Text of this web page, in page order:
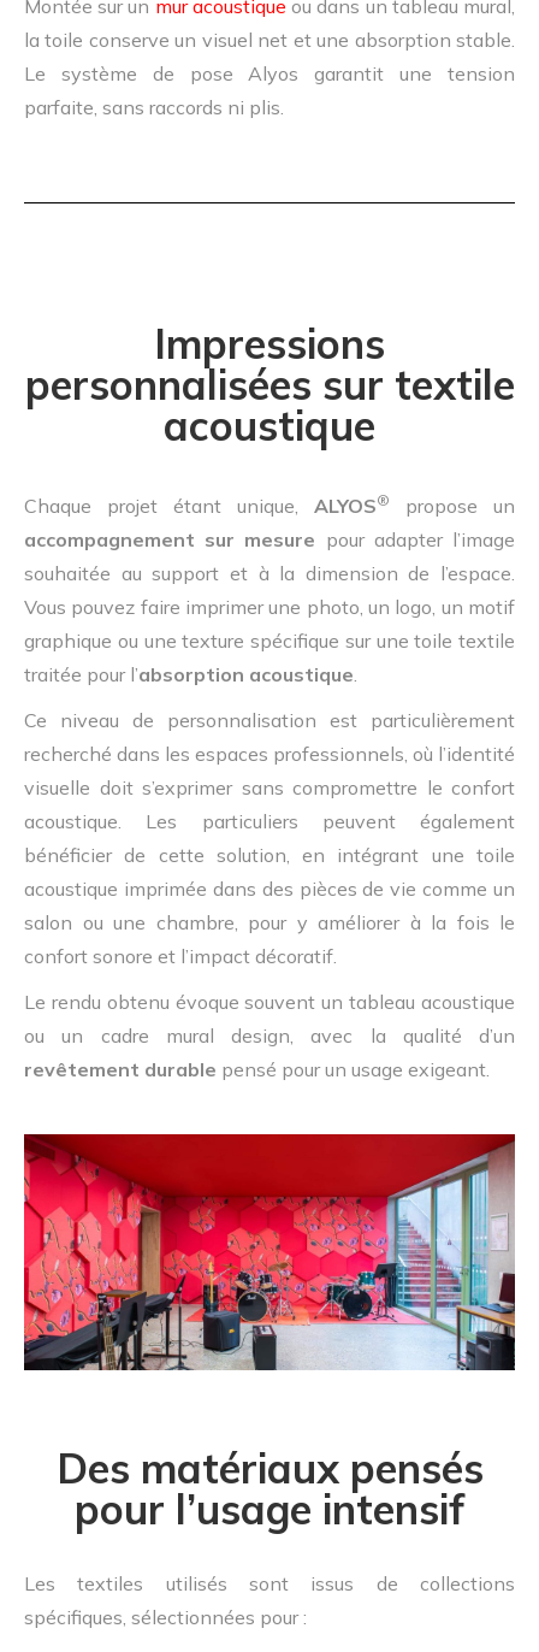
Montée sur un mur acoustique ou dans un tableau mural,
la toile conserve un visuel net et une absorption stable.
Le système de pose Alyos garantit une tension
parfaite, sans raccords ni plis.
Impressions
personnalisées sur textile
acoustique
Chaque projet étant unique, ALYOS®
propose un
accompagnement sur mesure pour adapter l’image
souhaitée au support et à la dimension de l’espace.
Vous pouvez faire imprimer une photo, un logo, un motif
graphique ou une texture spécifique sur une toile textile
traitée pour l’absorption acoustique
Ce niveau de personnalisation est particulièrement
recherché dans les espaces professionnels, où l’identité
visuelle doit s’exprimer sans compromettre le confort
acoustique. Les particuliers peuvent également
bénéficier de cette solution, en intégrant une toile
acoustique imprimée dans des pièces de vie comme un
salon ou une chambre, pour y améliorer à la fois le
confort sonore et l’impact décoratif.
Le rendu obtenu évoque souvent un tableau acoustique
ou un cadre mural design, avec la qualité d’un
revêtement durable pensé pour un usage exigeant.
Des matériaux pensés
pour l’usage intensif
Les textiles utilisés sont issus de collections
spécifiques, sélectionnées pour :